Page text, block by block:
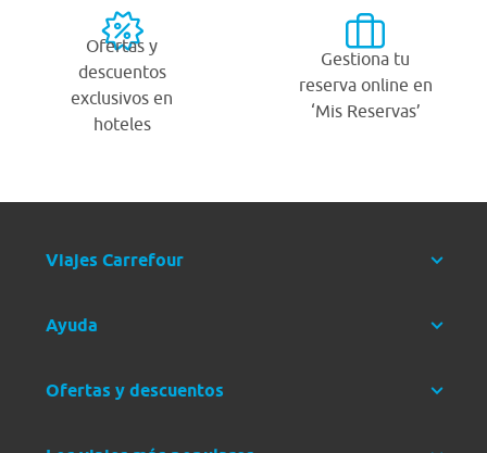
Ofertas y
descuentos
exclusivos en
hoteles
Gestiona tu
reserva online en
‘Mis Reservas’
Viajes Carrefour
Ayuda
Ofertas y descuentos